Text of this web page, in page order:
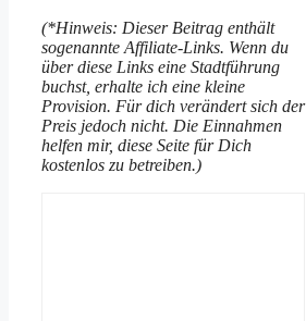
(*Hinweis: Dieser Beitrag enthält
sogenannte Affiliate-Links. Wenn du
über diese Links eine Stadtführung
buchst, erhalte ich eine kleine
Provision. Für dich verändert sich der
Preis jedoch nicht. Die Einnahmen
helfen mir, diese Seite für Dich
kostenlos zu betreiben.)